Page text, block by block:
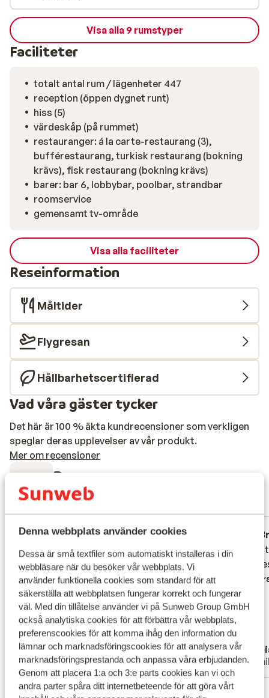
Denna webbplats använder cookies
Dessa är små textfiler som automatiskt installeras i din
webbläsare när du besöker vår webbplats. Vi
använder funktionella cookies som standard för att
säkerställa att webbplatsen fungerar korrekt och fungerar
väl. Med din tillåtelse använder vi på Sunweb Group GmbH
också analytiska cookies för att förbättra vår webbplats,
preferenscookies för att komma ihåg den information du
lämnar och marknadsföringscookies för att analysera vår
marknadsföringsprestanda och anpassa våra erbjudanden.
Genom att placera 1:a och 3:e parts cookies kan vi och
andra parter spåra ditt internetbeteende för att göra vårt
Visa alla 9 rumstyper
Faciliteter
totalt antal rum / lägenheter 447
reception (öppen dygnet runt)
hiss (5)
värdeskåp (på rummet)
restauranger: á la carte-restaurang (3),
bufférestaurang, turkisk restaurang (bokning
krävs), fisk restaurang (bokning krävs)
barer: bar 6, lobbybar, poolbar, strandbar
roomservice
gemensamt tv-område
Visa alla faciliteter
Reseinformation
Måltider
Flygresan
Hållbarhetscertifierad
Vad våra gäster tycker
Det här är 100 % äkta kundrecensioner som verkligen
speglar deras upplevelser av vår produkt.
Mer om recensioner
7.7 Bra
212 omdömen
8.3 Fantastisk
förra veckan
Vores værelse var ikke klart på ankomst,
kl. 22:30. Så vi fik et midlertidig værelse for
én nat, som vi skulle være ude af dagen
efter kl. 10.. På det nye værelse manglede
der sengetøj til en af sengene. Vi fik heller
ikkenyt toiletpapir ved rengøring.
Vores værelse var ikke klart på ankomst,
kl. 22:30. Så vi fik et midlertidig værelse for
én nat, som vi skulle være ude af dagen
efter kl. 10.. På det nye værelse manglede
der sengetøj til en af sengene. Vi fik heller
ikkenyt toiletpapir ved rengøring.
Översätt till svenska
Thomas Alstrup Nielsen
Familj
Visa alla 212 omdömen